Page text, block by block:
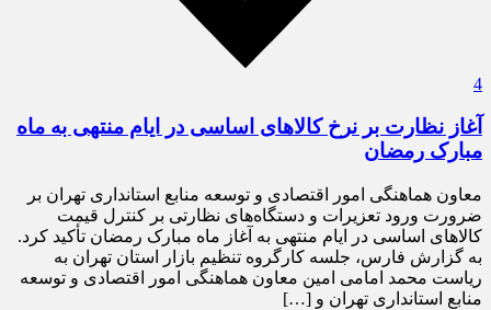
4
آغاز نظارت بر نرخ کالاهای اساسی در ایام منتهی به ماه
مبارک رمضان
معاون هماهنگی امور اقتصادی و توسعه منابع استانداری تهران بر
ضرورت ورود تعزیرات و دستگاه‌های نظارتی بر کنترل قیمت
کالاهای اساسی در ایام منتهی به آغاز ماه مبارک رمضان تأکید کرد.
به گزارش فارس، جلسه کارگروه تنظیم بازار استان تهران به
ریاست محمد امامی امین معاون هماهنگی امور اقتصادی و توسعه
منابع استانداری تهران و […]